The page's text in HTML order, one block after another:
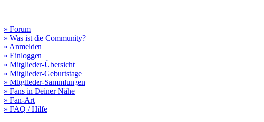
» Forum
» Was ist die Community?
» Anmelden
» Einloggen
» Mitglieder-Übersicht
» Mitglieder-Geburtstage
» Mitglieder-Sammlungen
» Fans in Deiner Nähe
» Fan-Art
» FAQ / Hilfe